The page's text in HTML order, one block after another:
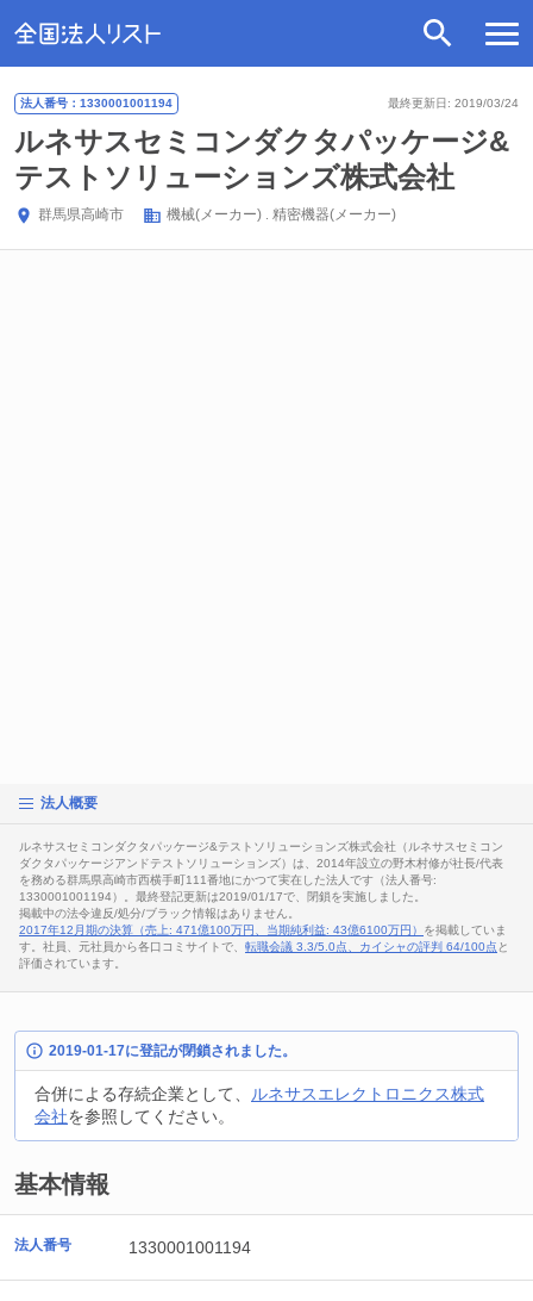
最終更新日: 2019/03/24
法人番号：1330001001194
ルネサスセミコンダクタパッケージ&
テストソリューションズ株式会社
群馬県高崎市 機械(メーカー) 精密機器(メーカー)
法人概要
ルネサスセミコンダクタパッケージ&テストソリューションズ株式会社（ルネサスセミコン
ダクタパッケージアンドテストソリューションズ）は、2014年設立の野木村修が社長/代表
を務める群馬県高崎市西横手町111番地にかつて実在した法人です（法人番号:
1330001001194）。最終登記更新は2019/01/17で、閉鎖を実施しました。
掲載中の法令違反/処分/ブラック情報はありません。
2017年12月期の決算（売上: 471億100万円、当期純利益: 43億6100万円） を掲載していま
す。社員、元社員から各口コミサイトで、 転職会議 3.3/5.0点、カイシャの評判 64/100点 と
評価されています。
2019-01-17に登記が閉鎖されました。
合併による存続企業として、
ルネサスエレクトロニクス株式
会社を参照してください。
基本情報
法人番号 1330001001194